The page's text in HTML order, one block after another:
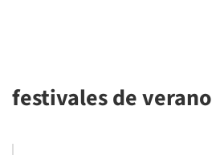
festivales de verano